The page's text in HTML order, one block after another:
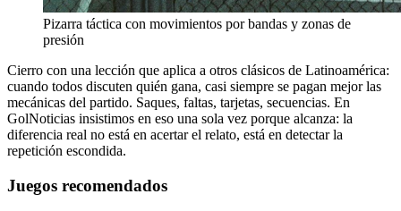
Pizarra táctica con movimientos por bandas y zonas de
presión
Cierro con una lección que aplica a otros clásicos de Latinoamérica:
cuando todos discuten quién gana, casi siempre se pagan mejor las
mecánicas del partido. Saques, faltas, tarjetas, secuencias. En
GolNoticias insistimos en eso una sola vez porque alcanza: la
diferencia real no está en acertar el relato, está en detectar la
repetición escondida.
Juegos recomendados